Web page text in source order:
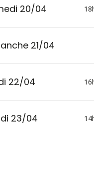
20/04
21/04
22/04
23/04